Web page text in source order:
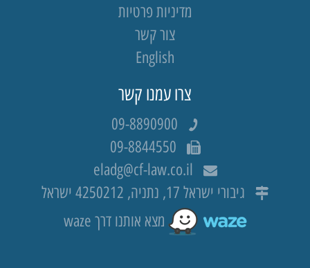
מדיניות פרטיות
צור קשר
English
צרו עמנו קשר
09-8890900
09-8844550
eladg@cf-law.co.il
גיבורי ישראל 17, נתניה, 4250212 ישראל
מצא אותנו דרך waze